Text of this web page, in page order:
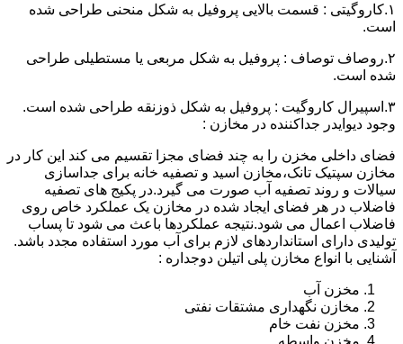
۱.کاروگیتی : قسمت بالایی پروفیل به شکل منحنی طراحی شده
است.
۲.روصاف توصاف : پروفیل به شکل مربعی یا مستطیلی طراحی
شده است.
۳.اسپیرال کاروگیت : پروفیل به شکل ذوزنقه طراحی شده است.
وجود دیوایدر جداکننده در مخازن :
فضای داخلی مخزن را به چند فضای مجزا تقسیم می کند این کار در
مخازن سپتیک تانک،مخازن اسید و تصفیه خانه برای جداسازی
سیالات و روند تصفیه آب صورت می گیرد.در پکیج های تصفیه
فاضلاب در هر فضای ایجاد شده در مخازن یک عملکرد خاص روی
فاضلاب اعمال می شود.نتیجه عملکردها باعث می شود تا پساب
تولیدی دارای استانداردهای لازم برای آب مورد استفاده مجدد باشد.
آشنایی با انواع مخازن پلی اتیلن دوجداره :
مخزن آب
مخازن نگهداری مشتقات نفتی
مخزن نفت خام
مخزن واسطه